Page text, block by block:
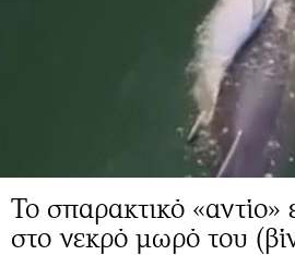
Το σπαρακτικό «αντίο»
στο νεκρό μωρό του